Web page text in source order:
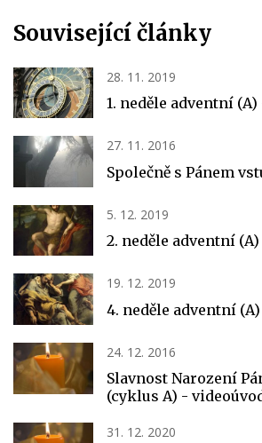
Související články
28. 11. 2019
1. neděle adventní
27. 11. 2016
Společně s Pánem
5. 12. 2019
2. neděle adventní
19. 12. 2019
4. neděle adventní
24. 12. 2016
Slavnost Narození
(cyklus A) -
31. 12. 2020